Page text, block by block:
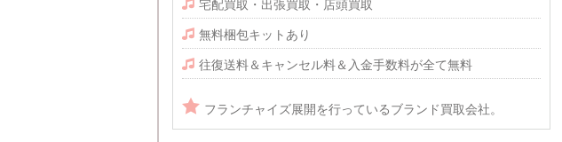
 宅配買取・出張買取・店頭買取
 無料梱包キットあり
 往復送料＆キャンセル料＆入金手数料が全て無料
 フランチャイズ展開を行っているブランド買取会社。